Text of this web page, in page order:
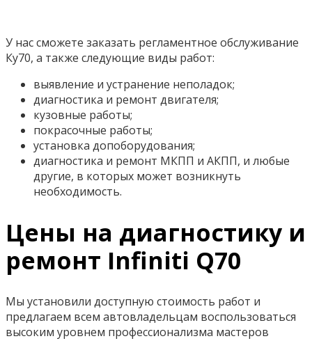
У нас сможете заказать регламентное обслуживание
Ку70, а также следующие виды работ:
выявление и устранение неполадок;
диагностика и ремонт двигателя;
кузовные работы;
покрасочные работы;
установка допоборудования;
диагностика и ремонт МКПП и АКПП, и любые
другие, в которых может возникнуть
необходимость.
Цены на диагностику и
ремонт Infiniti Q70
Мы установили доступную стоимость работ и
предлагаем всем автовладельцам воспользоваться
высоким уровнем профессионализма мастеров